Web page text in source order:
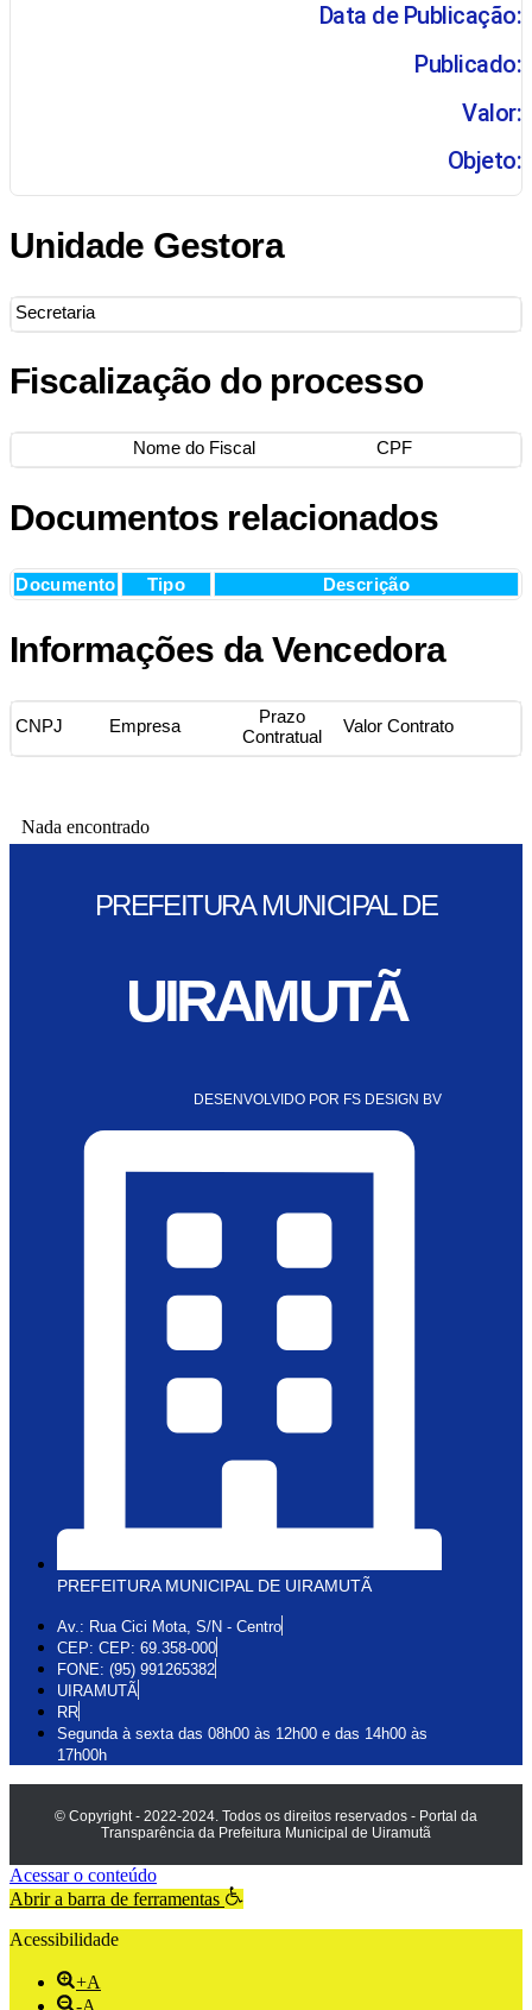
Data de Publicação:
Publicado:
Valor:
Objeto:
Unidade Gestora
Secretaria
Fiscalização do processo
Nome do Fiscal CPF
Documentos relacionados
Documento Tipo Descrição
Informações da Vencedora
CNPJ Empresa
Prazo
Contratual
Valor Contrato
Nada encontrado
PREFEITURA MUNICIPAL DE
UIRAMUTÃ
DESENVOLVIDO POR FS DESIGN BV
PREFEITURA MUNICIPAL DE UIRAMUTÃ
Av.: Rua Cici Mota, S/N - Centro
CEP: CEP: 69.358-000
FONE: (95) 991265382
UIRAMUTÃ
RR
Segunda à sexta das 08h00 às 12h00 e das 14h00 às
17h00h
© Copyright - 2022-2024. Todos os direitos reservados - Portal da
Transparência da Prefeitura Municipal de Uiramutã
Acessar o conteúdo
Abrir a barra de ferramentas
Acessibilidade
+A
-A